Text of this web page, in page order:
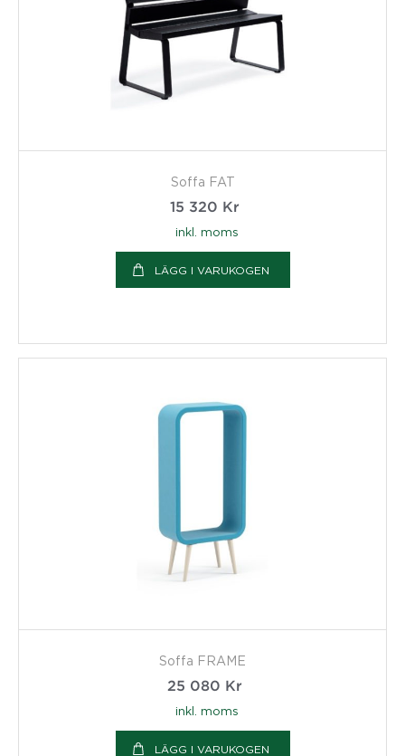
Soffa FAT
15 320 Kr
inkl. moms
LÄGG I VARUKOGEN
Soffa FRAME
25 080 Kr
inkl. moms
LÄGG I VARUKOGEN